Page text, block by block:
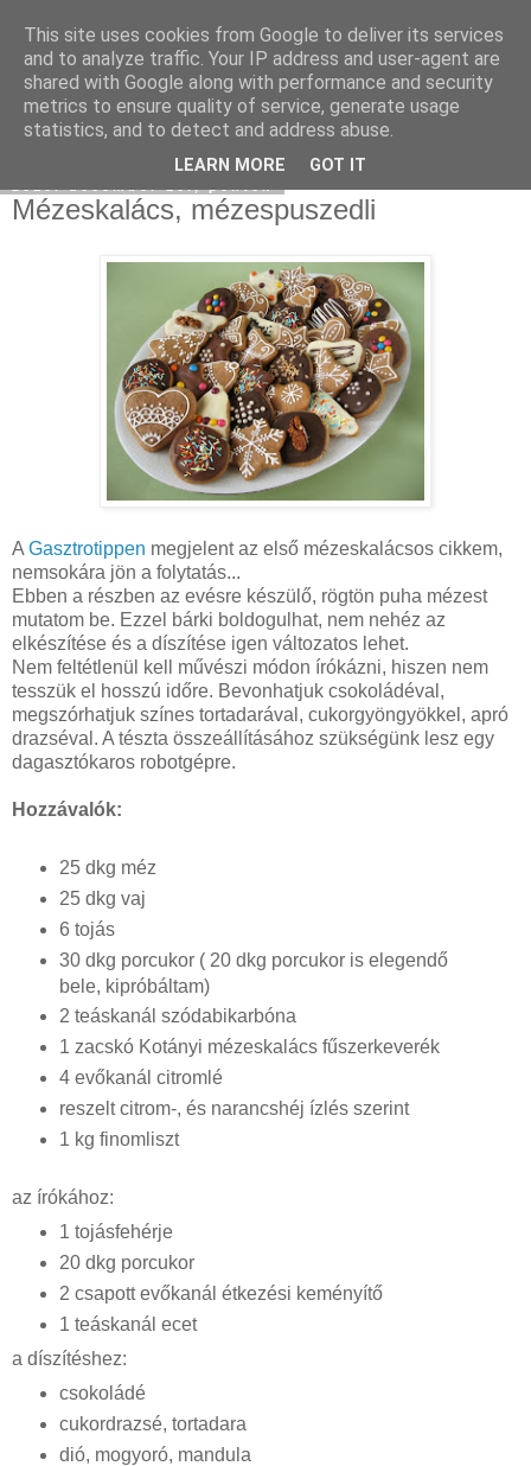
Moha Konyha
Mézeskalács, mézespuszedli
A Gasztrotippen megjelent az első mézeskalácsos cikkem,
nemsokára jön a folytatás...
Ebben a részben az evésre készülő, rögtön puha mézest
mutatom be. Ezzel bárki boldogulhat, nem nehéz az
elkészítése és a díszítése igen változatos lehet.
Nem feltétlenül kell művészi módon írókázni, hiszen nem
tesszük el hosszú időre. Bevonhatjuk csokoládéval,
megszórhatjuk színes tortadarával, cukorgyöngyökkel, apró
drazséval. A tészta összeállításához szükségünk lesz egy
dagasztókaros robotgépre.
Hozzávalók:
25 dkg méz
25 dkg vaj
6 tojás
30 dkg porcukor ( 20 dkg porcukor is elegendő
bele, kipróbáltam)
2 teáskanál szódabikarbóna
1 zacskó Kotányi mézeskalács fűszerkeverék
4 evőkanál citromlé
reszelt citrom-, és narancshéj ízlés szerint
1 kg finomliszt
az írókához:
1 tojásfehérje
20 dkg porcukor
2 csapott evőkanál étkezési keményítő
1 teáskanál ecet
a díszítéshez:
csokoládé
cukordrazsé, tortadara
dió, mogyoró, mandula
This site uses cookies from Google to deliver its services
and to analyze traffic. Your IP address and user-agent are
shared with Google along with performance and security
metrics to ensure quality of service, generate usage
statistics, and to detect and address abuse.
LEARN MORE GOT IT